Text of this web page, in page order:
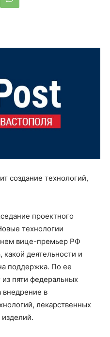
создание технологий,
проектного
технологии
вице-премьер РФ
какой деятельности и
поддержка. По ее
пяти федеральных
внедрение в
лекарственных